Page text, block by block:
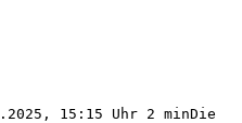
15:15 Uhr 2 minDie